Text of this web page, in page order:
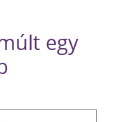
egy